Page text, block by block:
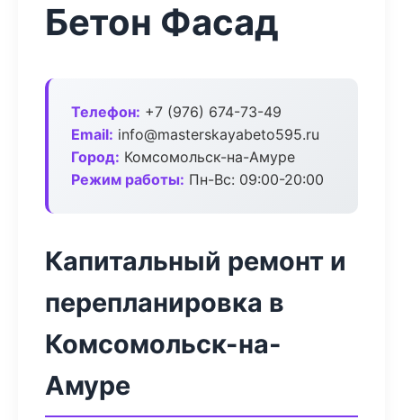
Бетон Фасад
Телефон: +7 (976) 674-73-49
Email: info@masterskayabeto595.ru
Город: Комсомольск-на-Амуре
Режим работы: Пн-Вс: 09:00-20:00
Капитальный ремонт и
перепланировка в
Комсомольск-на-
Амуре